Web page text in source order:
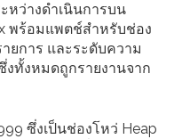
หว่างดำเนินการบน
พร้อมแพตช์สำหรับช่อง
ยการ และระดับความ
งทั้งหมดถูกรายงานจาก
ซึ่งเป็นช่องโหว่ Heap